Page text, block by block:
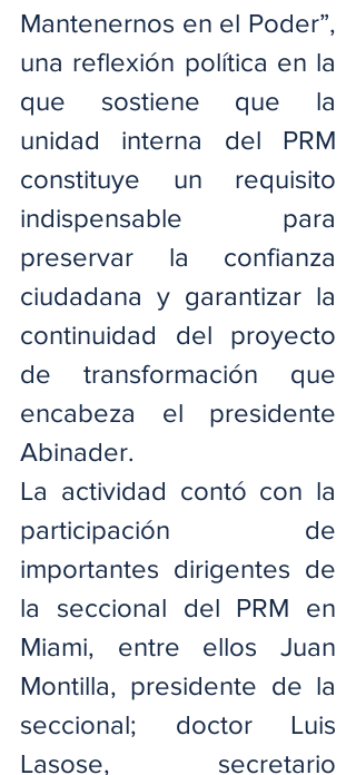
Mantenernos en el Poder”,
una reflexión política en la
que sostiene que la
unidad interna del PRM
constituye un requisito
indispensable para
preservar la confianza
ciudadana y garantizar la
continuidad del proyecto
de transformación que
encabeza el presidente
Abinader.
La actividad contó con la
participación de
importantes dirigentes de
la seccional del PRM en
Miami, entre ellos Juan
Montilla, presidente de la
seccional; doctor Luis
Lasose, secretario